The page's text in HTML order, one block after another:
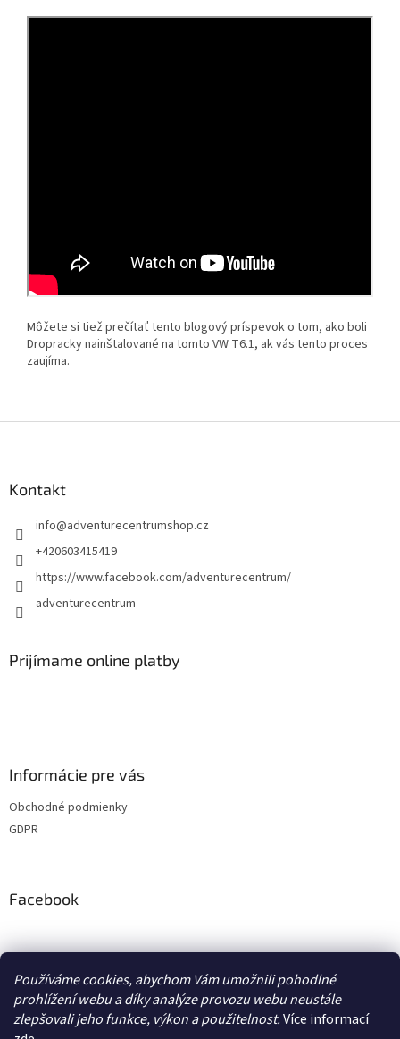
Používáme cookies, abychom Vám umožnili pohodlné
prohlížení webu a díky analýze provozu webu neustále
zlepšovali jeho funkce, výkon a použitelnost.Více informací
Môžete si tiež prečítať tento blogový príspevok o tom, ako boli
Dropracky nainštalované na tomto VW T6.1, ak vás tento proces
zaujíma.
Kontakt
info@adventurecentrumshop.cz
+420603415419
https://www.facebook.com/adventurecentrum/
adventurecentrum
Prijímame online platby
Informácie pre vás
Obchodné podmienky
GDPR
Facebook
transcool.cz